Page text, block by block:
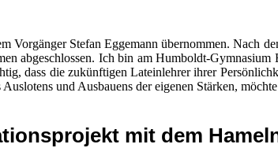
Vorgänger Stefan Eggemann übernommen. Nach
abgeschlossen. Ich bin am Humboldt-
dass die zukünftigen Lateinlehrer ihrer
und Ausbauens der eigenen Stärken,
mit dem